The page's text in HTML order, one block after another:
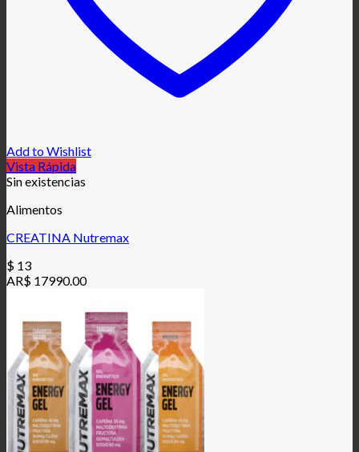
Add to Wishlist
Vista Rápida
Sin existencias
Alimentos
CREATINA Nutremax
$ 13
AR$ 17990.00